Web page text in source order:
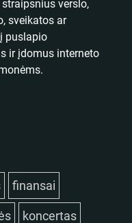
verslo,
sveikatos ar
puslapio
ir įdomus interneto
finansai
koncertas